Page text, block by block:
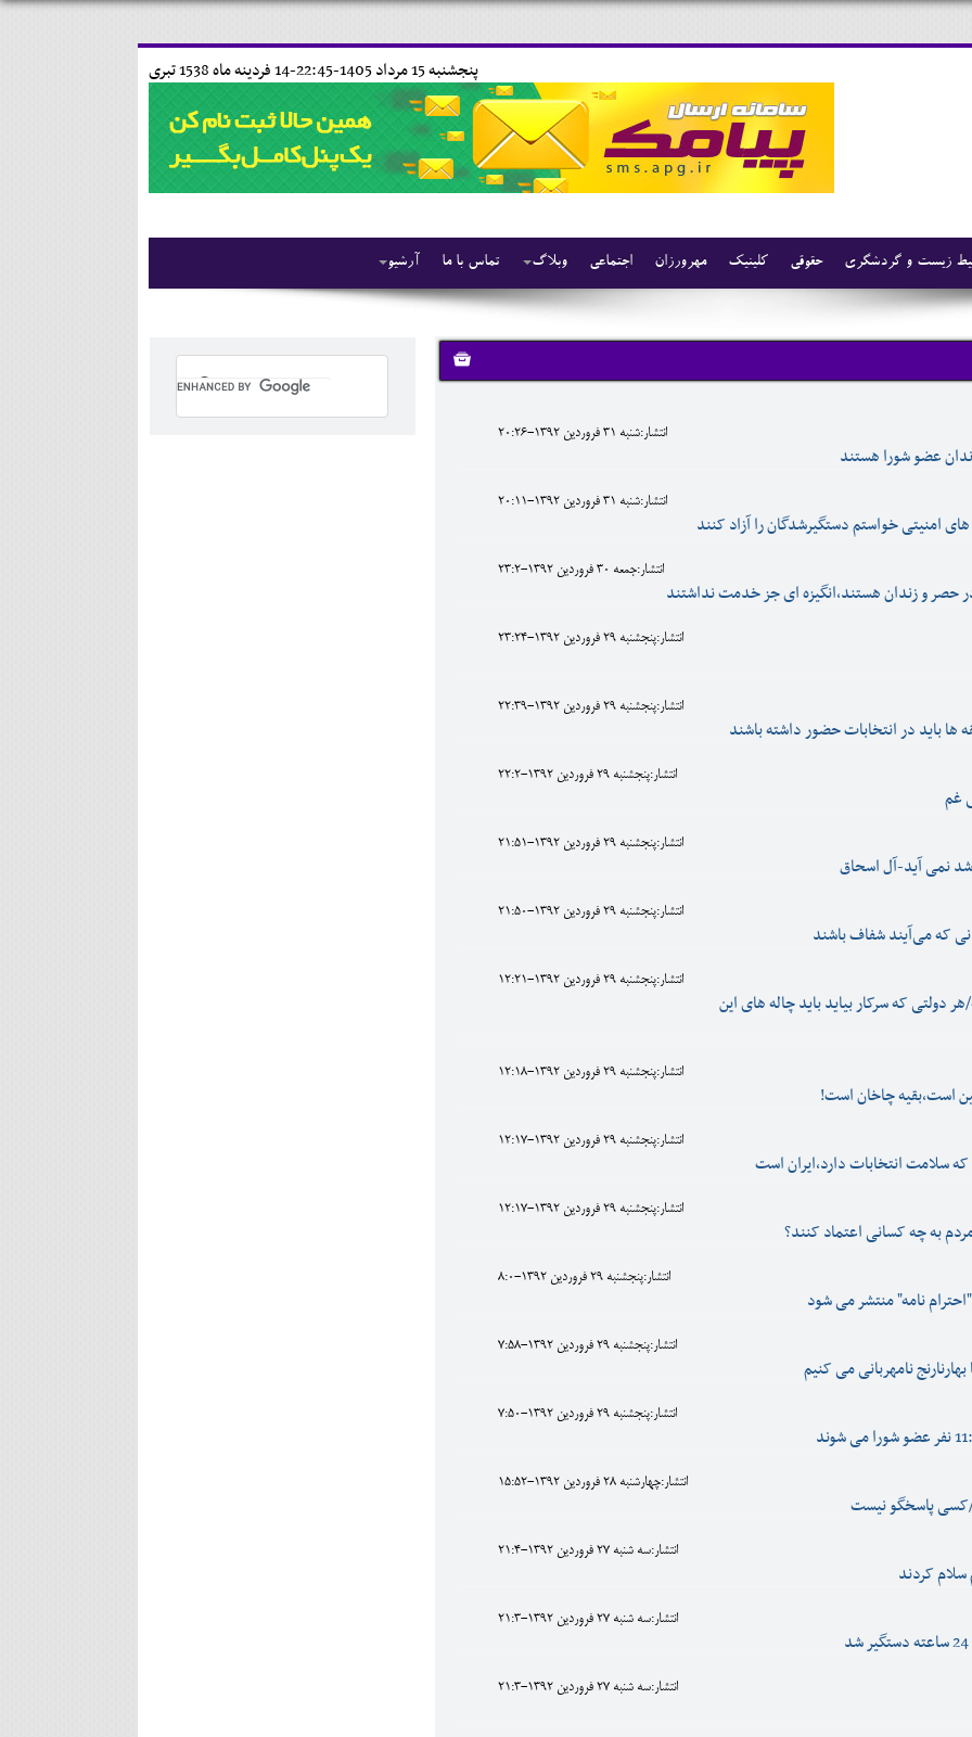
14 فردينه ماه 1538 تبری پنجشنبه 15 مرداد 1405-22:45-
آرشیو تماس با ما وبلاگ اجتماعی مهرورزان کلینیک حقوقی زیست و گردشگری
انتشار:شنبه 31 فروردين 1392-20:26
عضو شورا هستند
انتشار:شنبه 31 فروردين 1392-20:11
امنیتی خواستم دستگیرشدگان را آزاد کنند
انتشار:جمعه 30 فروردين 1392-23:2
و زندان هستند،انگیزه ای جز خدمت نداشتند
انتشار:پنجشنبه 29 فروردين 1392-23:24
انتشار:پنجشنبه 29 فروردين 1392-22:39
ها باید در انتخابات حضور داشته باشند
انتشار:پنجشنبه 29 فروردين 1392-22:2
غم
انتشار:پنجشنبه 29 فروردين 1392-21:51
نمی آید-آل اسحاق
انتشار:پنجشنبه 29 فروردين 1392-21:50
که می‌آیند شفاف باشند
انتشار:پنجشنبه 29 فروردين 1392-12:21
هر دولتی که سرکار بیاید باید چاله های این
انتشار:پنجشنبه 29 فروردين 1392-12:18
است،بقیه چاخان است!
انتشار:پنجشنبه 29 فروردين 1392-12:17
سلامت انتخابات دارد،ایران است
انتشار:پنجشنبه 29 فروردين 1392-12:17
به چه کسانی اعتماد کنند؟
انتشار:پنجشنبه 29 فروردين 1392-8:0
نامه" منتشر می شود
انتشار:پنجشنبه 29 فروردين 1392-7:58
نامهربانی می کنیم
انتشار:پنجشنبه 29 فروردين 1392-7:50
انتشار:چهارشنبه 28 فروردين 1392-15:52
انتشار:سه شنبه 27 فروردين 1392-21:4
سلام کردند
انتشار:سه شنبه 27 فروردين 1392-21:3
انتشار:سه شنبه 27 فروردين 1392-21:3